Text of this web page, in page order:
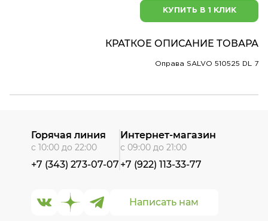
КУПИТЬ В 1 КЛИК
КРАТКОЕ ОПИСАНИЕ ТОВАРА
Оправа SALVO 510525 DL 7
Написать нам
Горячая линия
с 10:00 до 22:00
+7 (343) 273-07-07
Интернет-магазин
с 09:00 до 21:00
+7 (922) 113-33-77